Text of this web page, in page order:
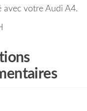
avec votre Audi A4.